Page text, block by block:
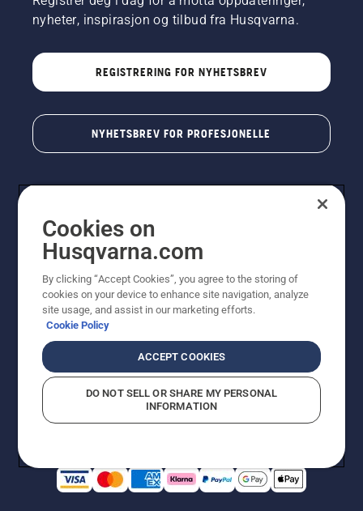
nyheter, inspirasjon og tilbud fra Husqvarna.
REGISTRERING FOR NYHETSBREV
NYHETSBREV FOR PROFESJONELLE
© Husqvarna AB (utgiver). Med enerett. Angitte priser
er veiledende priser. Alle oppgitte priser er veiledende
tilgjengelig for direkte kjøp.
PersonvernbetingelserImprint
Rapportering av mistanker om regelbruddÅpenhetsloven
Likestilling
Cookies on
Husqvarna.com
By clicking “Accept Cookies”, you agree to the storing of
cookies on your device to enhance site navigation, analyze
site usage, and assist in our marketing efforts.
Cookie Policy
ACCEPT COOKIES
DO NOT SELL OR SHARE MY PERSONAL
INFORMATION